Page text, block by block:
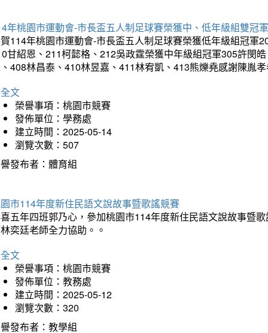
年桃園市運動會-市長盃五人制足球賽榮獲中、低年級組雙冠軍
114年桃園市運動會-市長盃五人制足球賽榮獲低年級組冠
甘紹恩、211柯懿格、212吳政霆榮獲中年級組冠軍305許閔
408林昌泰、410林昱嘉、411林宥凱、413熊爍堯感謝陳胤
文
榮譽事項：桃園市競賽
發佈單位：學務處
建立時間：2025-05-14
瀏覽次數：507
發布者：體育組
市114年度新住民語文說故事暨歌謠競賽
五年四班郭乃心，參加桃園市114年度新住民語文說故事暨
奕廷老師全力協助。。
文
榮譽事項：桃園市競賽
發佈單位：教務處
建立時間：2025-05-12
瀏覽次數：320
發布者：教學組